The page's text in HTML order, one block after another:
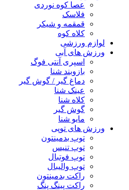
عصا کوه نوردی
فلاسک
قمقمه و شیکر
کلاه کوه
لوازم ورزشی
ورزش های آبی
اسپری آنتی فوگ
بازوبند شنا
دماغ گیر / گوش گیر
عینک شنا
کلاه شنا
گوش گیر
مایو شنا
ورزش های توپی
توپ بدمینتون
توپ تنیس
توپ فوتبال
توپ والیبال
راکت بدمینتون
راکت پینگ پنگ